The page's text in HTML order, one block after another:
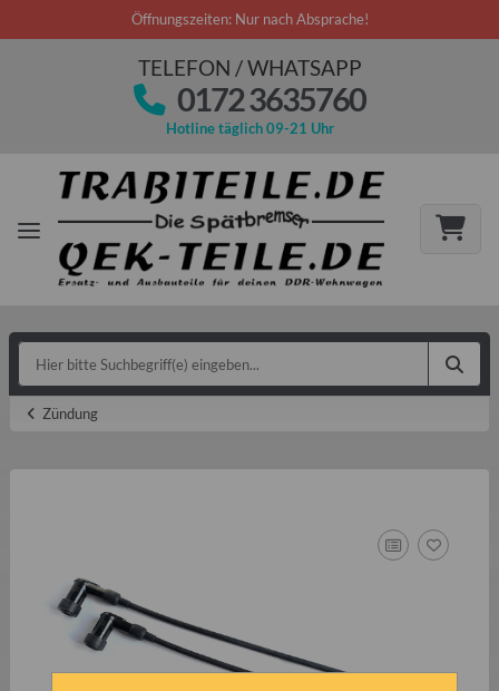
Öffnungszeiten: Nur nach Absprache!
TELEFON / WHATSAPP
0172 3635760
Hotline täglich 09-21 Uhr
Zündung